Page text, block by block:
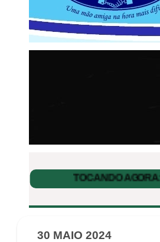
30 MAIO 2024